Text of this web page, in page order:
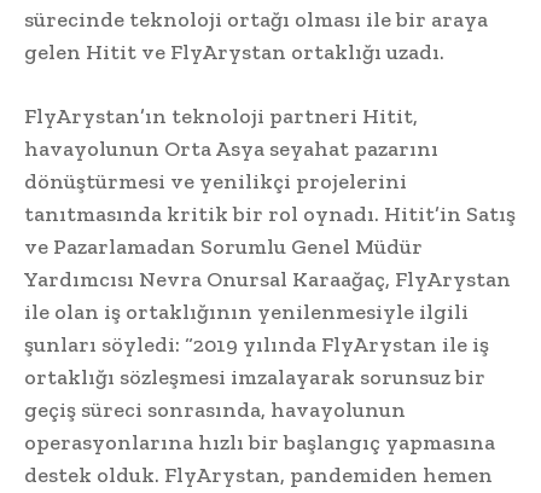
sürecinde teknoloji ortağı olması ile bir araya
gelen Hitit ve FlyArystan ortaklığı uzadı.
FlyArystan’ın teknoloji partneri Hitit,
havayolunun Orta Asya seyahat pazarını
dönüştürmesi ve yenilikçi projelerini
tanıtmasında kritik bir rol oynadı. Hitit’in Satış
ve Pazarlamadan Sorumlu Genel Müdür
Yardımcısı Nevra Onursal Karaağaç, FlyArystan
ile olan iş ortaklığının yenilenmesiyle ilgili
şunları söyledi: “2019 yılında FlyArystan ile iş
ortaklığı sözleşmesi imzalayarak sorunsuz bir
geçiş süreci sonrasında, havayolunun
operasyonlarına hızlı bir başlangıç yapmasına
destek olduk. FlyArystan, pandemiden hemen